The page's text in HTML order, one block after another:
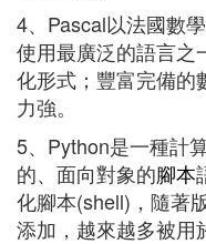
4、Pascal以法國數
使用最廣泛的語言之
化形式；豐富完備的
力強。
5、Python是一種計
的、面向對象的腳本
化腳本(shell)，隨著
添加，越來越多被用